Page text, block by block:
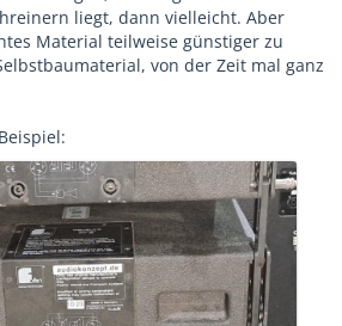
liegt, dann vielleicht. Aber
Material teilweise günstiger zu
von der Zeit mal ganz